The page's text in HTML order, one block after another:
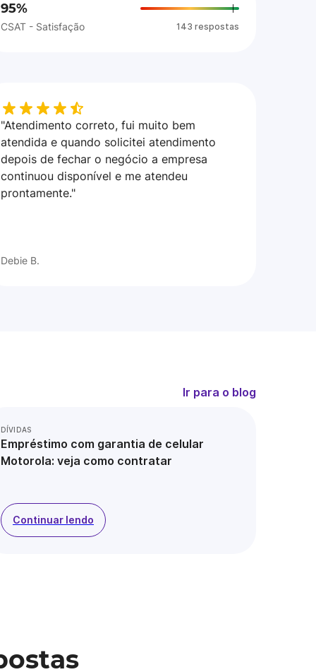
95%
CSAT - Satisfação 143 respostas
"Atendimento correto, fui muito bem
atendida e quando solicitei atendimento
depois de fechar o negócio a empresa
continuou disponível e me atendeu
prontamente."
Debie B.
Ir para o blog
DÍVIDAS
Empréstimo com garantia de celular
Motorola: veja como contratar
Continuar lendo